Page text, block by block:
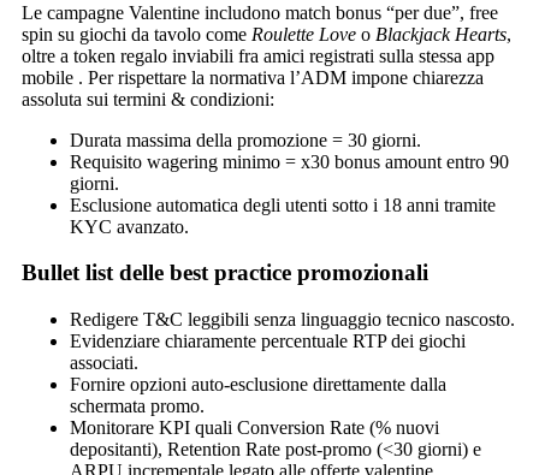
Le campagne Valentine includono match bonus “per due”, free
spin su giochi da tavolo come Roulette Love o Blackjack Hearts,
oltre a token regalo inviabili fra amici registrati sulla stessa app
mobile . Per rispettare la normativa l’ADM impone chiarezza
assoluta sui termini & condizioni:
Durata massima della promozione = 30 giorni.
Requisito wagering minimo = x30 bonus amount entro 90
giorni.
Esclusione automatica degli utenti sotto i 18 anni tramite
KYC avanzato.
Bullet list delle best practice promozionali
Redigere T&C leggibili senza linguaggio tecnico nascosto.
Evidenziare chiaramente percentuale RTP dei giochi
associati.
Fornire opzioni auto‐esclusione direttamente dalla
schermata promo.
Monitorare KPI quali Conversion Rate (% nuovi
depositanti), Retention Rate post‐promo (<30 giorni) e
ARPU incrementale legato alle offerte valentine.